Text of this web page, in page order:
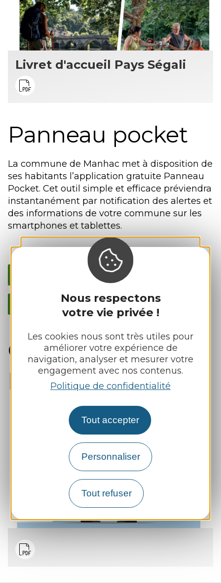
Nous respectons
votre vie privée !
Les cookies nous sont très utiles pour
améliorer votre expérience de
navigation, analyser et mesurer votre
engagement avec nos contenus.
Politique de confidentialité
Tout accepter
Personnaliser
Tout refuser
Livret d'accueil Pays Ségali
Panneau pocket
La commune de Manhac met à disposition de
ses habitants l’application gratuite Panneau
Pocket. Cet outil simple et efficace préviendra
instantanément par notification des alertes et
des informations de votre commune sur les
smartphones et tablettes.
Actualités de Manhac sur Panneau Pocket
Guide d'installation Panneau Pocket
Conciliateurs de
l'Aveyron